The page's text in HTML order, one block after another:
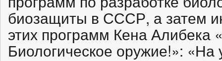
биозащиты в СССР, а затем
этих программ Кена Алибека
Биологическое оружие!»: